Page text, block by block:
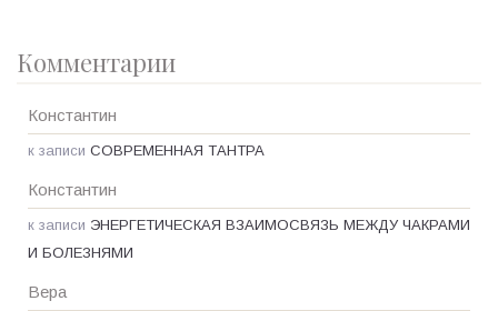
Комментарии
Константин
к записи СОВРЕМЕННАЯ ТАНТРА
Константин
к записи ЭНЕРГЕТИЧЕСКАЯ ВЗАИМОСВЯЗЬ МЕЖДУ ЧАКРАМИ
И БОЛЕЗНЯМИ
Вера